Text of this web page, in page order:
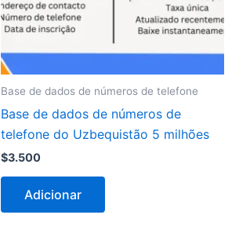
Base de dados de números de telefone
Base de dados de números de
telefone do Uzbequistão 5 milhões
$3.500
Adicionar